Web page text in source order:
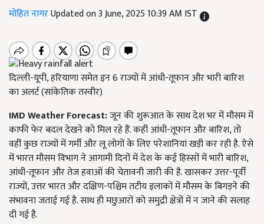
मोहित नागरUpdated on 3 June, 2025 10:39 AM IST
दिल्ली-यूपी, हरियाणा समेत इन 6 राज्यों में आंधी-तूफान और भारी बारिश
का अलर्ट (सांकेतिक तस्वीर)
IMD Weather Forecast:जून की शुरूआत के साथ देश भर में मौसम में
काफी फेर बदल देखने को मिल रहे हैं. कहीं आंधी-तूफान और बारिश, तो
वहीं कुछ राज्यों में गर्मी और लू लोगों के लिए परेशानियां खड़ी कर रही है. ऐसे
में भारत मौसम विभाग ने आगामी दिनों में देश के कई हिस्सों में भारी बारिश,
आंधी-तूफान और तेज हवाओं की चेतावनी जारी की है. खासकर उत्तर-पूर्वी
राज्यों, उत्तर भारत और दक्षिण-पश्चिम तटीय इलाकों में मौसम के बिगड़ने की
संभावना जताई गई है. साथ ही मछुआरों को समुद्री क्षेत्रों में न जाने की सलाह
दी गई है.